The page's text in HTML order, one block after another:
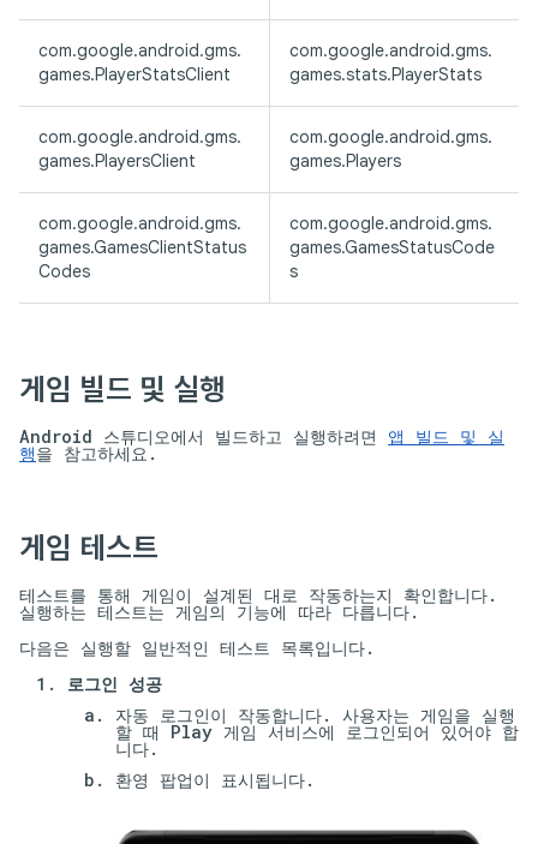
com.google.android.gms.
games.PlayerStatsClient
com.google.android.gms.
games.stats.PlayerStats
com.google.android.gms.
games.PlayersClient
com.google.android.gms.
games.Players
com.google.android.gms.
games.GamesClientStatus
Codes
com.google.android.gms.
games.GamesStatusCode
s
게임 빌드 및 실행
Android 스튜디오에서 빌드하고 실행하려면 앱 빌드 및 실
행을 참고하세요.
게임 테스트
테스트를 통해 게임이 설계된 대로 작동하는지 확인합니다.
실행하는 테스트는 게임의 기능에 따라 다릅니다.
다음은 실행할 일반적인 테스트 목록입니다.
로그인 성공
자동 로그인이 작동합니다. 사용자는 게임을 실행
할 때 Play 게임 서비스에 로그인되어 있어야 합
니다.
환영 팝업이 표시됩니다.